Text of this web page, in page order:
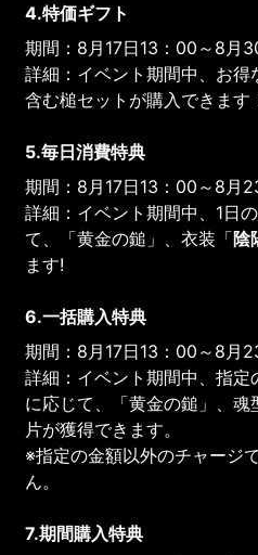
4.特価ギフト
期間：8月17日13：00～8月
詳細：イベント期間中、お
含む槌セットが購入できます
5.毎日消費特典
期間：8月17日13：00～8月
詳細：イベント期間中、1日
て、「黄金の鎚」、衣装「陰
ます!
6.一括購入特典
期間：8月17日13：00～8月
詳細：イベント期間中、指
に応じて、「黄金の鎚」、
片が獲得できます。
※指定の金額以外のチャージ
ん。
7.期間購入特典